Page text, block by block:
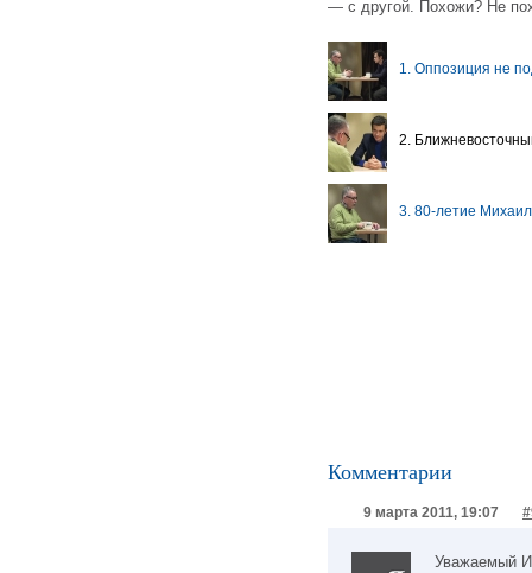
— с другой. Похожи? Не
1. Оппозиция не
2.
3. 80-летие
Комментарии
9 марта 2011, 19:07
Уважаемый